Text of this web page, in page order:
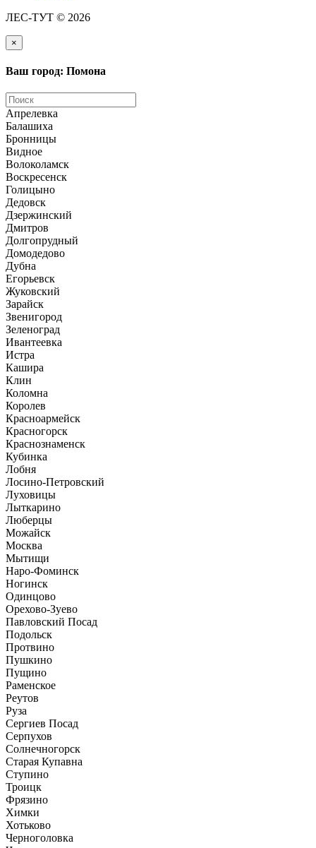
ЛЕС-ТУТ © 2026
×
Ваш город: Помона
Апрелевка
Балашиха
Бронницы
Видное
Волоколамск
Воскресенск
Голицыно
Дедовск
Дзержинский
Дмитров
Долгопрудный
Домодедово
Дубна
Егорьевск
Жуковский
Зарайск
Звенигород
Зеленоград
Ивантеевка
Истра
Кашира
Клин
Коломна
Королев
Красноармейск
Красногорск
Краснознаменск
Кубинка
Лобня
Лосино-Петровский
Луховицы
Лыткарино
Люберцы
Можайск
Москва
Мытищи
Наро-Фоминск
Ногинск
Одинцово
Орехово-Зуево
Павловский Посад
Подольск
Протвино
Пушкино
Пущино
Раменское
Реутов
Руза
Сергиев Посад
Серпухов
Солнечногорск
Старая Купавна
Ступино
Троицк
Фрязино
Химки
Хотьково
Черноголовка